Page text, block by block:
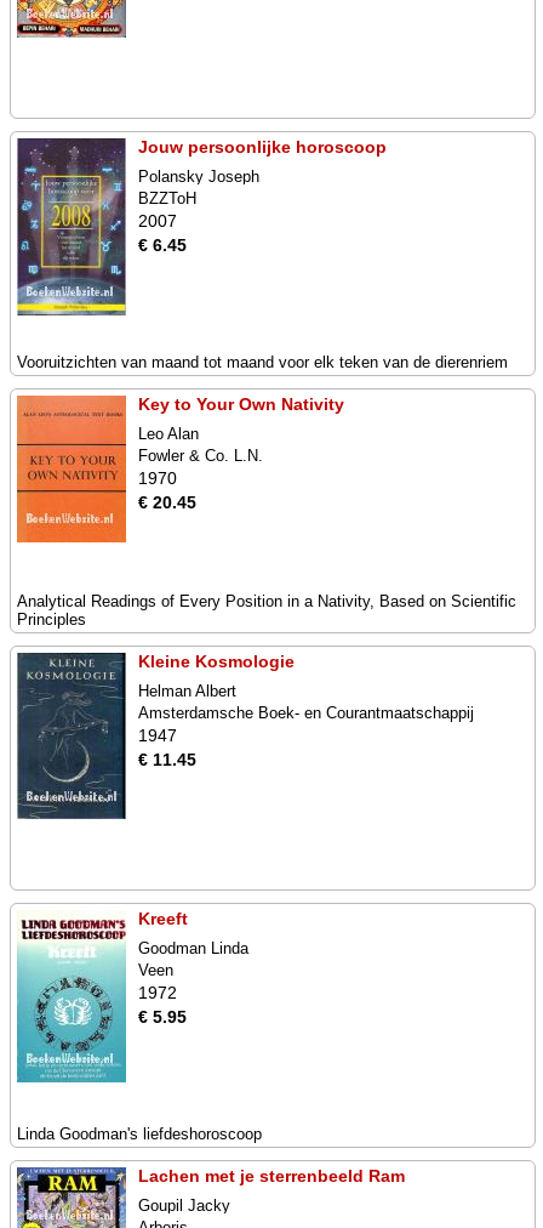
Jouw persoonlijke horoscoop
Polansky Joseph
BZZToH
2007
€ 6.45
Vooruitzichten van maand tot maand voor elk teken van de dierenriem
Key to Your Own Nativity
Leo Alan
Fowler & Co. L.N.
1970
€ 20.45
Analytical Readings of Every Position in a Nativity, Based on Scientific
Principles
Kleine Kosmologie
Helman Albert
Amsterdamsche Boek- en Courantmaatschappij
1947
€ 11.45
Kreeft
Goodman Linda
Veen
1972
€ 5.95
Linda Goodman's liefdeshoroscoop
Lachen met je sterrenbeeld Ram
Goupil Jacky